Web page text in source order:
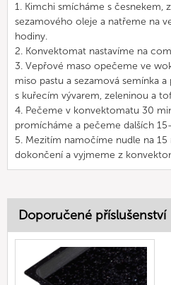
1. Kimchi smícháme s česnekem,
sezamového oleje a natřeme na
hodiny.
2. Konvektomat nastavíme na
3. Vepřové maso opečeme ve
miso pastu a sezamová semínka
s kuřecím vývarem, zeleninou a
4. Pečeme v konvektomatu 30
promícháme a pečeme dalších
5. Mezitím namočíme nudle na
dokončení a vyjmeme z
Doporučené příslušenství